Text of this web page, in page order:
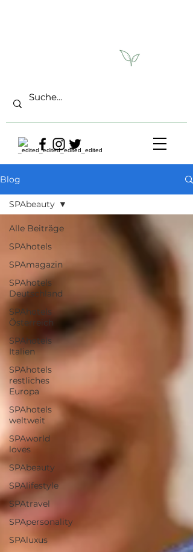
Blog
Alle Beiträge
SPAhotels
SPAmagazin
SPAhotels
Deutschland
SPAhotels
Österreich
SPAhotels
Italien
SPAhotels
restliches
Europa
SPAhotels
weltweit
SPAworld
loves
SPAbeauty
SPAlifestyle
SPAtravel
SPApersonality
SPAluxus
SPAbeauty